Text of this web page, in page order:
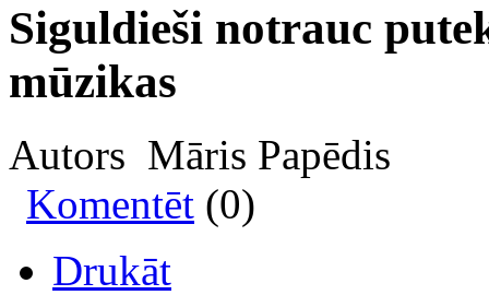
Siguldieši notrauc
mūzikas
Autors Māris Papēdis
Komentēt (0)
Drukāt